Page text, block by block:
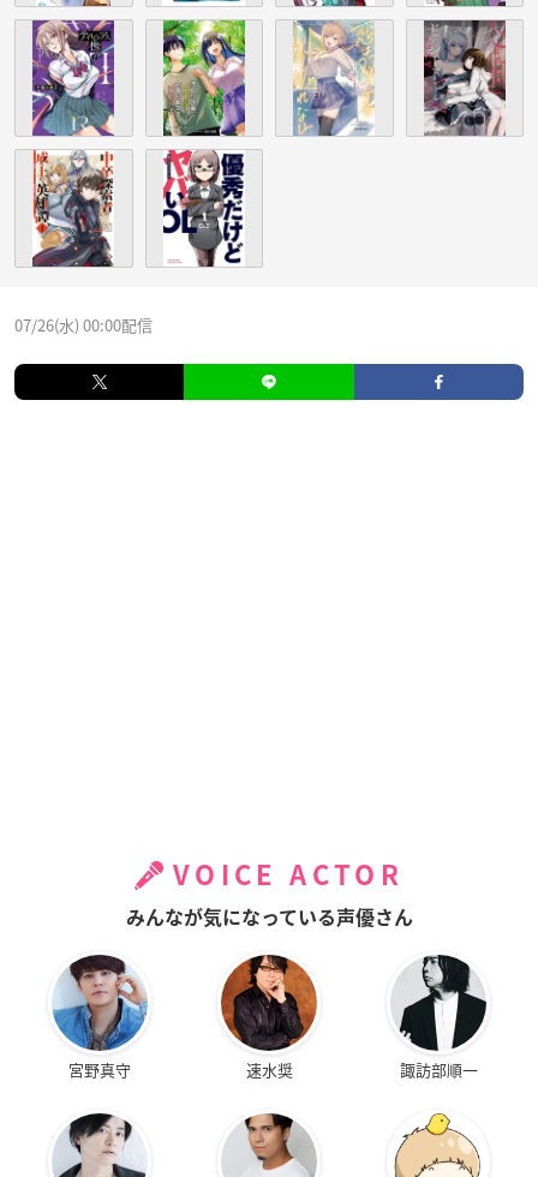
07/26(水) 00:00配信
VOICE ACTOR
みんなが気になっている声優さん
宮野真守 速水奨 諏訪部順一